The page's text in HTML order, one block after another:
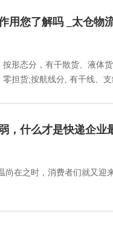
用您了解吗 _太仓物
按形态分，有干散货、液体
零担货;按航线分, 有干线、
，什么才是快递企业
在之时，消费者们就又迎